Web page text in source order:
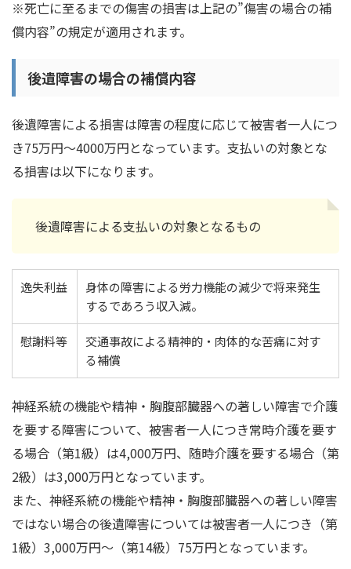
※死亡に至るまでの傷害の損害は上記の”傷害の場合の補
償内容”の規定が適用されます。
後遺障害の場合の補償内容
後遺障害による損害は障害の程度に応じて被害者一人につ
き75万円～4000万円となっています。支払いの対象とな
る損害は以下になります。
後遺障害による支払いの対象となるもの
逸失利益
身体の障害による労力機能の減少で将来発生
するであろう収入減。
慰謝料等
交通事故による精神的・肉体的な苦痛に対す
る補償
神経系統の機能や精神・胸腹部臓器への著しい障害で介護
を要する障害について、被害者一人につき常時介護を要す
る場合（第1級）は4,000万円、随時介護を要する場合（第
2級）は3,000万円となっています。
また、神経系統の機能や精神・胸腹部臓器への著しい障害
ではない場合の後遺障害については被害者一人につき（第
1級）3,000万円～（第14級）75万円となっています。